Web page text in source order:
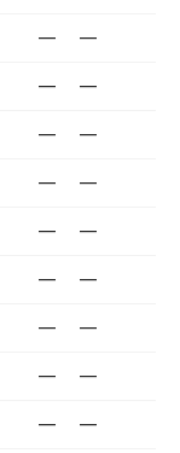
—
—
—
—
—
—
—
—
—
—
—
—
—
—
—
—
—
—